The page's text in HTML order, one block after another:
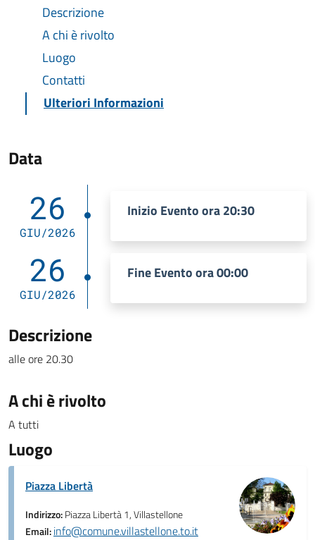
Descrizione
A chi è rivolto
Luogo
Contatti
Ulteriori Informazioni
Data
26
GIU/2026
Inizio Evento ora 20:30
26
GIU/2026
Fine Evento ora 00:00
Descrizione
alle ore 20.30
A chi è rivolto
A tutti
Luogo
Piazza Libertà
Indirizzo:Piazza Libertà 1, Villastellone
Email:info@comune.villastellone.to.it